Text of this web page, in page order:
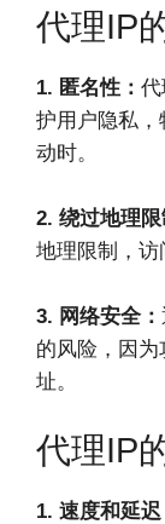
代理IP
1. 匿名性：
护用户隐私
动时。
2. 绕过地理限
地理限制，访
3. 网络安全：
的风险，因
址。
代理IP
1. 速度和延迟